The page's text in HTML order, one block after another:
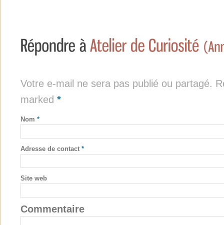
Votre e-mail ne sera pas publié ou partagé.
marked *
Nom *
Adresse de contact *
Site web
Commentaire